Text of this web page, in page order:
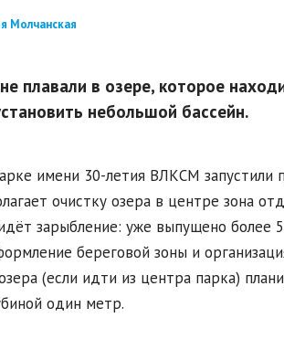
Молчанская
плавали в озере, которое
небольшой бассейн.
имени 30-летия ВЛКСМ запустили
очистку озера в центре зона
зарыбление: уже выпущено более
береговой зоны и
(если идти из центра парка)
один метр.